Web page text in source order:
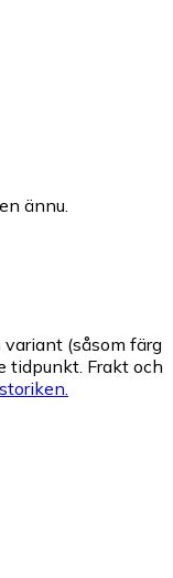
ännu.
(såsom färg
tidpunkt. Frakt och